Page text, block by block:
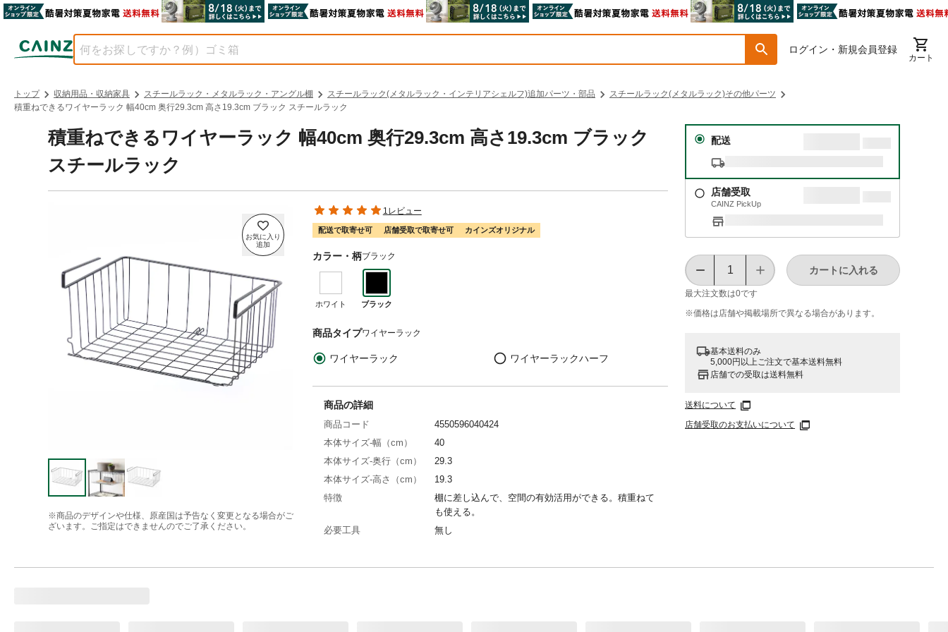
ログイン・新規会員登録
カート
トップ 収納用品・収納家具 スチールラック・メタルラック・アングル棚 スチールラック(メタルラック・インテリアシェルフ)追加パーツ・部品
スチールラック(メタルラック)その他パーツ
積重ねできるワイヤーラック 幅40cm 奥行29.3cm 高さ19.3cm ブラック スチールラック
積重ねできるワイヤーラック 幅40cm 奥行29.3cm 高さ19.3cm ブラック
スチールラック
※商品のデザインや仕様、原産国は予告なく変更となる場合がご
ざいます。ご指定はできませんのでご了承ください。
1レビュー
配送で取寄せ可 店舗受取で取寄せ可 カインズオリジナル
カラー・柄ブラック
ホワイト ブラック
商品タイプワイヤーラック
ワイヤーラック ワイヤーラックハーフ
配送
店舗受取
CAINZ PickUp
最大注文数は0です
カートに入れる
※価格は​店舗や​掲載場所で​異なる​場合が​あります。
基本送料のみ
5,000円以上ご注文で基本送料無料
店舗での受取は送料無料
送料について
店舗受取のお支払いについて
商品の詳細
商品コード
4550596040424
本体サイズ-幅（cm）
40
本体サイズ-奥行（cm）
29.3
本体サイズ-高さ（cm）
19.3
特徴
棚に差し込んで、空間の有効活用ができる。積重ねて
も使える。
必要工具
無し
材質・素材
本体/金属（鋼）